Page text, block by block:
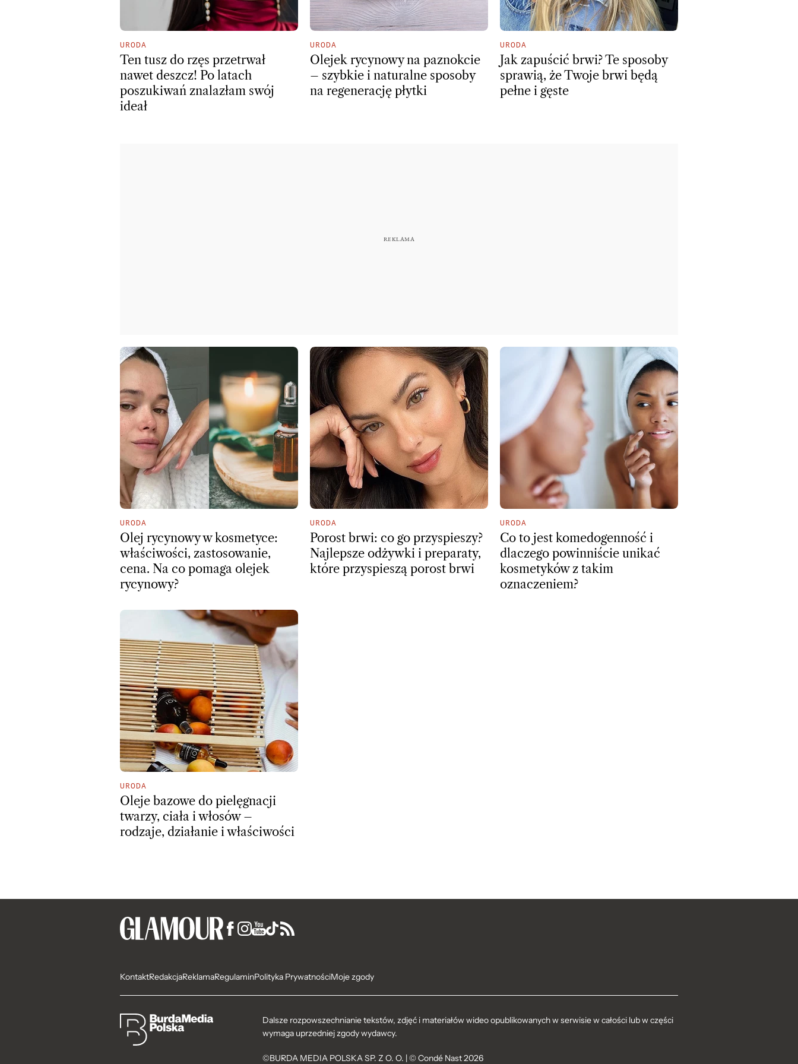
URODA
Ten tusz do rzęs przetrwał
nawet deszcz! Po latach
poszukiwań znalazłam swój
ideał
URODA
Olejek rycynowy na paznokcie
– szybkie i naturalne sposoby
na regenerację płytki
URODA
Jak zapuścić brwi? Te sposoby
sprawią, że Twoje brwi będą
pełne i gęste
URODA
Olej rycynowy w kosmetyce:
właściwości, zastosowanie,
cena. Na co pomaga olejek
rycynowy?
URODA
Porost brwi: co go przyspieszy?
Najlepsze odżywki i preparaty,
które przyspieszą porost brwi
URODA
Co to jest komedogenność i
dlaczego powinniście unikać
kosmetyków z takim
oznaczeniem?
URODA
Oleje bazowe do pielęgnacji
twarzy, ciała i włosów –
rodzaje, działanie i właściwości
KontaktRedakcjaReklamaRegulaminPolityka PrywatnościMoje zgody
Dalsze rozpowszechnianie tekstów, zdjęć i materiałów wideo opublikowanych w serwisie w całości lub w części
wymaga uprzedniej zgody wydawcy.
©BURDA MEDIA POLSKA SP. Z O. O. | © Condé Nast 2026